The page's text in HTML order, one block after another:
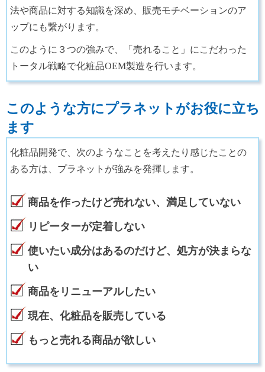
法や商品に対する知識を深め、販売モチベーションのア
ップにも繋がります。
このように３つの強みで、「売れること」にこだわった
トータル戦略で化粧品OEM製造を行います。
このような方にプラネットがお役に立ち
ます
化粧品開発で、次のようなことを考えたり感じたことの
ある方は、プラネットが強みを発揮します。
商品を作ったけど売れない、満足していない
リピーターが定着しない
使いたい成分はあるのだけど、処方が決まらな
い
商品をリニューアルしたい
現在、化粧品を販売している
もっと売れる商品が欲しい